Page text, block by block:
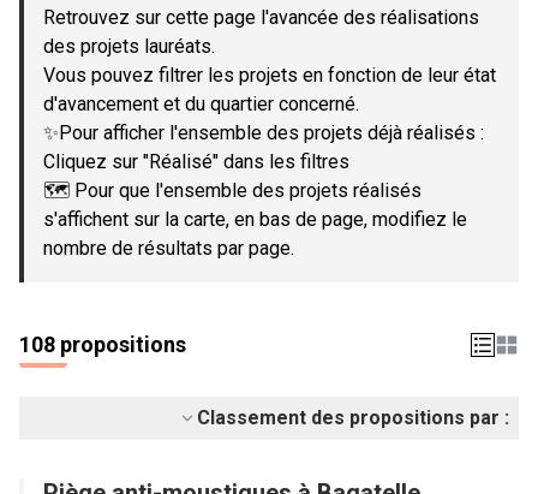
−
Retrouvez sur cette page l'avancée des réalisations
des projets lauréats.
Vous pouvez filtrer les projets en fonction de leur état
d'avancement et du quartier concerné.
✨Pour afficher l'ensemble des projets déjà réalisés :
Cliquez sur "Réalisé" dans les filtres
🗺️ Pour que l'ensemble des projets réalisés
s'affichent sur la carte, en bas de page, modifiez le
nombre de résultats par page.
108 propositions
Classement des propositions par :